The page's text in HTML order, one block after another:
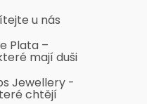
u nás
Plata –
mají duši
Jewellery -
chtějí